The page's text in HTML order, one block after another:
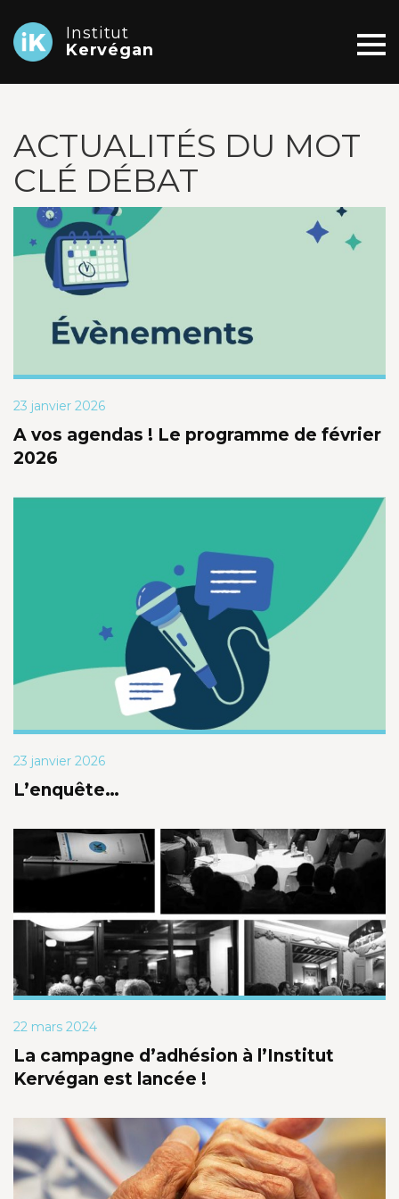
Institut
Kervégan
ACTUALITÉS DU MOT
CLÉ DÉBAT
23 janvier 2026
A vos agendas ! Le programme de février
2026
23 janvier 2026
L’enquête…
22 mars 2024
La campagne d’adhésion à l’Institut
Kervégan est lancée !